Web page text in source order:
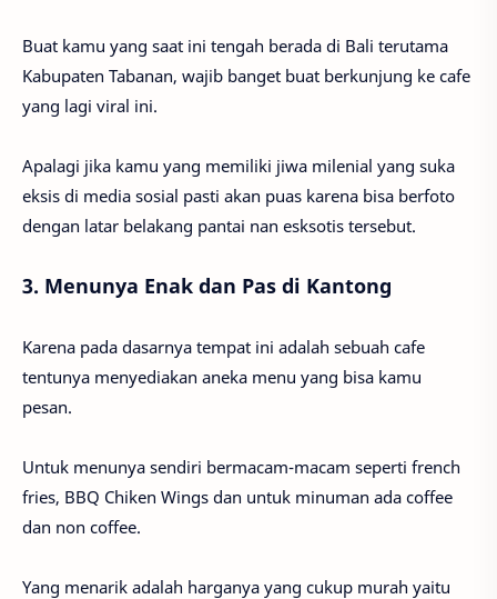
Buat kamu yang saat ini tengah berada di Bali terutama
Kabupaten Tabanan, wajib banget buat berkunjung ke cafe
yang lagi viral ini.
Apalagi jika kamu yang memiliki jiwa milenial yang suka
eksis di media sosial pasti akan puas karena bisa berfoto
dengan latar belakang pantai nan esksotis tersebut.
3. Menunya Enak dan Pas di Kantong
Karena pada dasarnya tempat ini adalah sebuah cafe
tentunya menyediakan aneka menu yang bisa kamu
pesan.
Untuk menunya sendiri bermacam-macam seperti french
fries, BBQ Chiken Wings dan untuk minuman ada coffee
dan non coffee.
Yang menarik adalah harganya yang cukup murah yaitu